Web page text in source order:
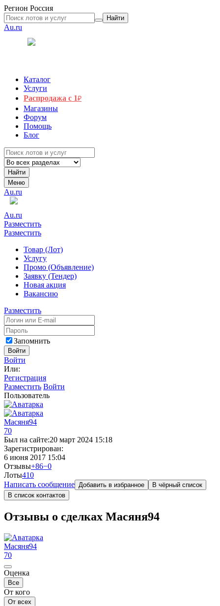
Регион Россия
Найти
Au.ru
Каталог
Услуги
Распродажа с 1₽
Магазины
Форум
Помощь
Блог
Найти
Меню
Au.ru
Au.ru
Разместить
Разместить
Товар (Лот)
Услугу
Промо (Объявление)
Заявку (Тендер)
Новая акция
Вакансию
Разместить
Запомнить
Войти
Войти
Или:
Регистрация
Разместить Войти
Пользователь
Масяня94
70
Был на сайте:20 март 2024 15:18
Зарегистрирован:
6 июня 2017 15:04
Отзывы+86−0
Лоты410
Написать сообщение Добавить в избранное
В чёрный список
В список контактов
Отзывы о сделках Масяня94
Масяня94
70
Оценка
Все
От кого
От всех